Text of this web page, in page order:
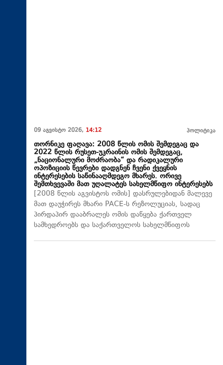
09 აგვისტო 2026, 14:12 პოლიტიკა
თორნიკე ფაღავა: 2008 წლის ომის შემდეგაც და
2022 წლის რუსეთ-უკრაინის ომის შემდეგაც,
„ნაციონალური მოძრაობა“ და რადიკალური
ოპოზიციის წევრები დადგნენ ჩვენი ქვეყნის
ინტერესების საწინააღმდეგო მხარეს. ორივე
შემთხვევაში მათ უღალატეს სახელმწიფო ინტერესებს
[2008 წლის აგვისტოს ომის] დასრულებიდან მალევე
მათ დაუჭირეს მხარი PACE-ს რეზოლუციას, სადაც
პირდაპირ დააბრალეს ომის დაწყება ქართველ
სამხედროებს და საქართველოს სახელმწიფოს